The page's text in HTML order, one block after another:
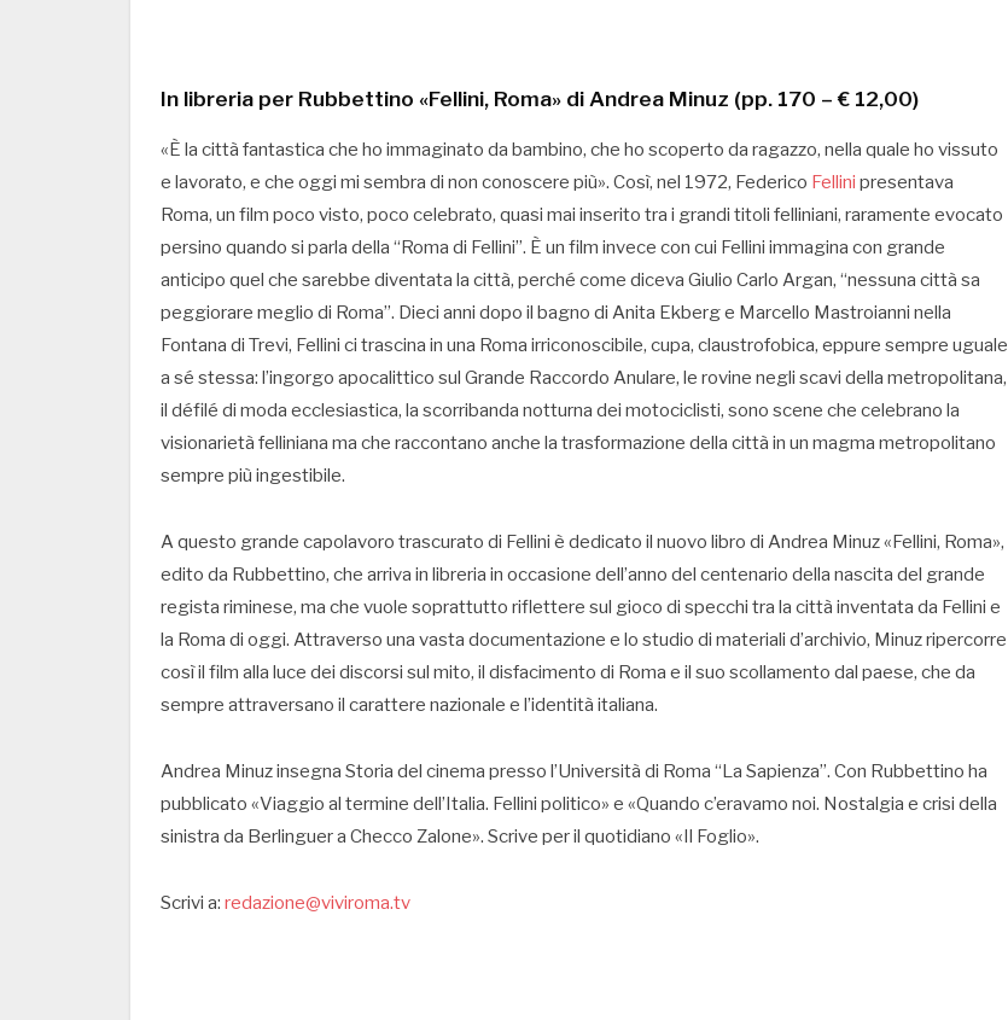
In libreria per Rubbettino «Fellini, Roma» di Andrea Minuz (pp. 170 – € 12,00)
«È la città fantastica che ho immaginato da bambino, che ho scoperto da ragazzo, nella quale ho vissuto
e lavorato, e che oggi mi sembra di non conoscere più». Così, nel 1972, Federico Fellini presentava
Roma, un film poco visto, poco celebrato, quasi mai inserito tra i grandi titoli felliniani, raramente evocato
persino quando si parla della “Roma di Fellini”. È un film invece con cui Fellini immagina con grande
anticipo quel che sarebbe diventata la città, perché come diceva Giulio Carlo Argan, “nessuna città sa
peggiorare meglio di Roma”. Dieci anni dopo il bagno di Anita Ekberg e Marcello Mastroianni nella
Fontana di Trevi, Fellini ci trascina in una Roma irriconoscibile, cupa, claustrofobica, eppure sempre uguale
a sé stessa: l’ingorgo apocalittico sul Grande Raccordo Anulare, le rovine negli scavi della metropolitana,
il défilé di moda ecclesiastica, la scorribanda notturna dei motociclisti, sono scene che celebrano la
visionarietà felliniana ma che raccontano anche la trasformazione della città in un magma metropolitano
sempre più ingestibile.
A questo grande capolavoro trascurato di Fellini è dedicato il nuovo libro di Andrea Minuz «Fellini, Roma»,
edito da Rubbettino, che arriva in libreria in occasione dell’anno del centenario della nascita del grande
regista riminese, ma che vuole soprattutto riflettere sul gioco di specchi tra la città inventata da Fellini e
la Roma di oggi. Attraverso una vasta documentazione e lo studio di materiali d’archivio, Minuz ripercorre
così il film alla luce dei discorsi sul mito, il disfacimento di Roma e il suo scollamento dal paese, che da
sempre attraversano il carattere nazionale e l’identità italiana.
Andrea Minuz insegna Storia del cinema presso l’Università di Roma “La Sapienza”. Con Rubbettino ha
pubblicato «Viaggio al termine dell’Italia. Fellini politico» e «Quando c’eravamo noi. Nostalgia e crisi della
sinistra da Berlinguer a Checco Zalone». Scrive per il quotidiano «Il Foglio».
Scrivi a: redazione@viviroma.tv